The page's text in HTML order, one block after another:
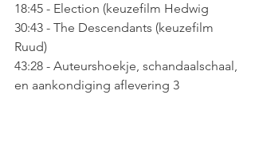
18:45 - Election (keuzefilm Hedwig
30:43 - The Descendants (keuzefilm
Ruud)
43:28 - Auteurshoekje, schandaalschaal,
en aankondiging aflevering 3